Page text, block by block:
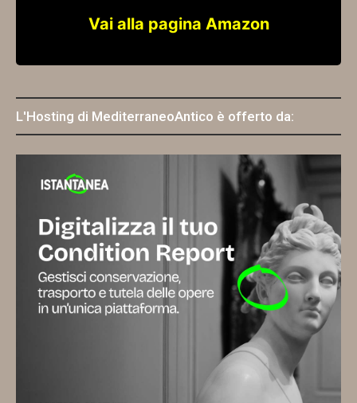
Vai alla pagina Amazon
L'Hosting di MediterraneoAntico è offerto da: